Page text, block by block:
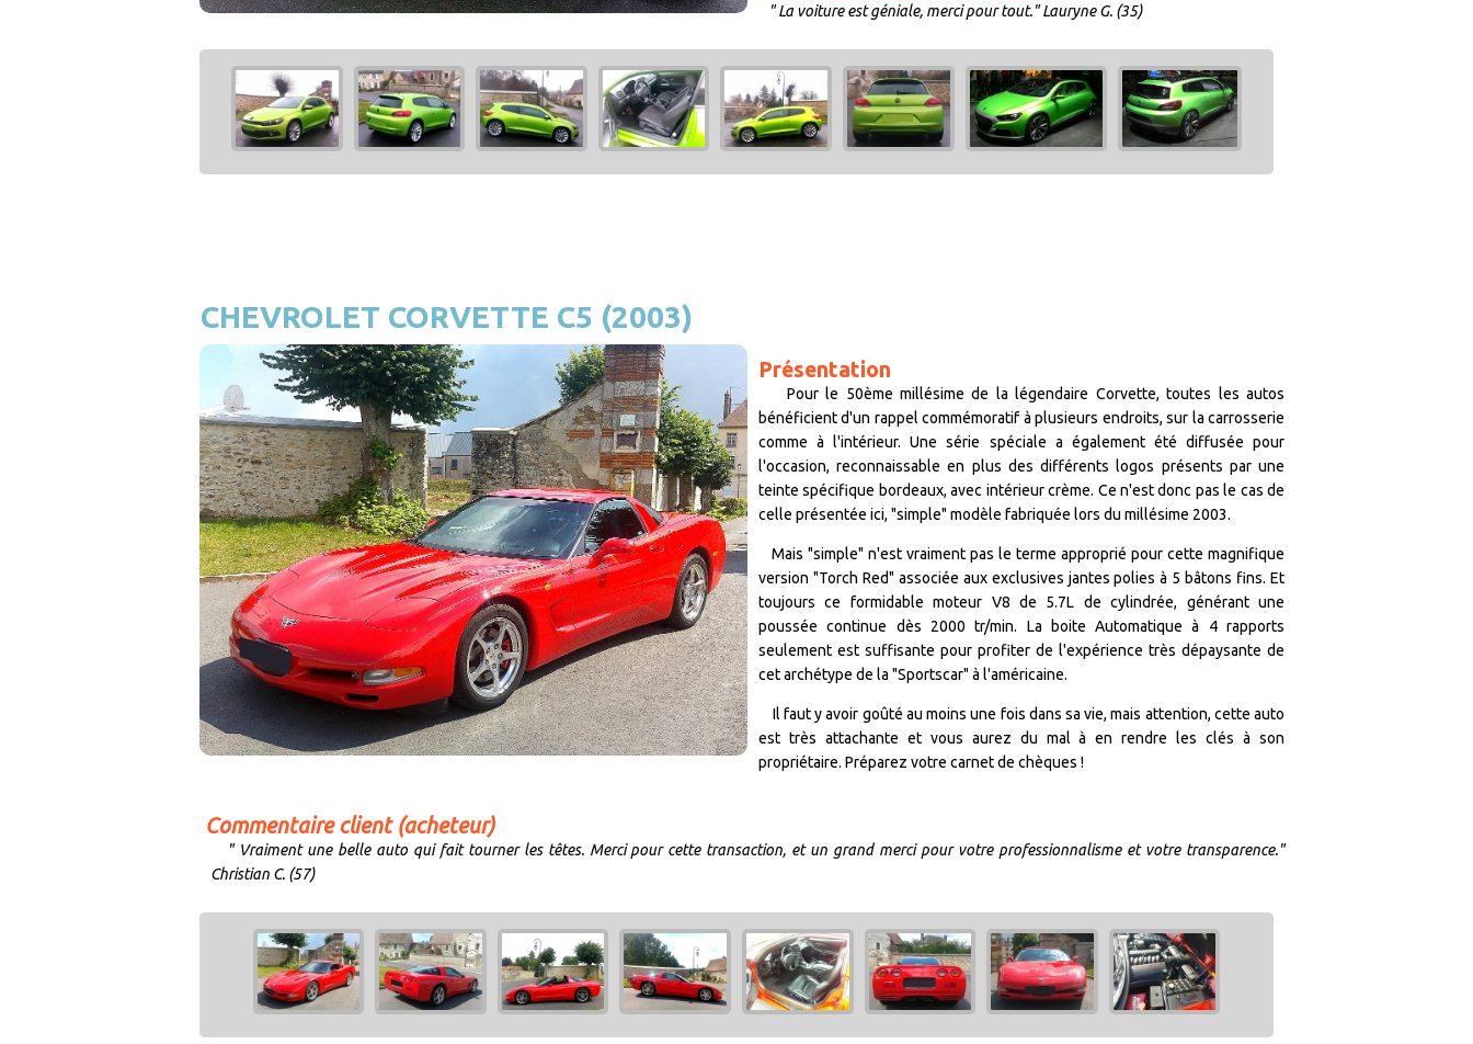
" La voiture est géniale, merci pour tout." Lauryne G. (35)
CHEVROLET CORVETTE C5 (2003)
Présentation
Pour le 50ème millésime de la légendaire Corvette, toutes les autos
bénéficient d'un rappel commémoratif à plusieurs endroits, sur la carrosserie
comme à l'intérieur. Une série spéciale a également été diffusée pour
l'occasion, reconnaissable en plus des différents logos présents par une
teinte spécifique bordeaux, avec intérieur crème. Ce n'est donc pas le cas de
celle présentée ici, "simple" modèle fabriquée lors du millésime 2003.
Mais "simple" n'est vraiment pas le terme approprié pour cette magnifique
version "Torch Red" associée aux exclusives jantes polies à 5 bâtons fins. Et
toujours ce formidable moteur V8 de 5.7L de cylindrée, générant une
poussée continue dès 2000 tr/min. La boite Automatique à 4 rapports
seulement est suffisante pour profiter de l'expérience très dépaysante de
cet archétype de la "Sportscar" à l'américaine.
Il faut y avoir goûté au moins une fois dans sa vie, mais attention, cette auto
est très attachante et vous aurez du mal à en rendre les clés à son
propriétaire. Préparez votre carnet de chèques !
Commentaire client (acheteur)
" Vraiment une belle auto qui fait tourner les têtes. Merci pour cette transaction, et un grand merci pour votre professionnalisme et votre transparence."
Christian C. (57)